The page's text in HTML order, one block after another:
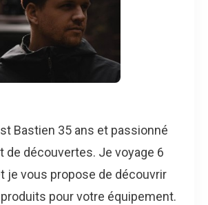
Bastien 35 ans et passionné
de découvertes. Je voyage 6
je vous propose de découvrir
pour votre équipement.